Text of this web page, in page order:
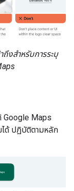
งสำหรับการระบุ
Google Maps
ได้ ปฏิบัติตามหลัก